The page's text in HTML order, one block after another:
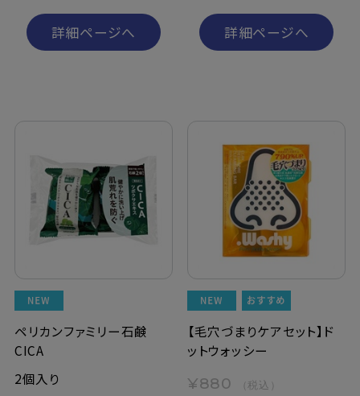
詳細ページへ 詳細ページへ
ペリカンファミリー石鹸
CICA
2個入り
【毛穴づまりケアセット】ド
ットウォッシー
¥880 （税込）